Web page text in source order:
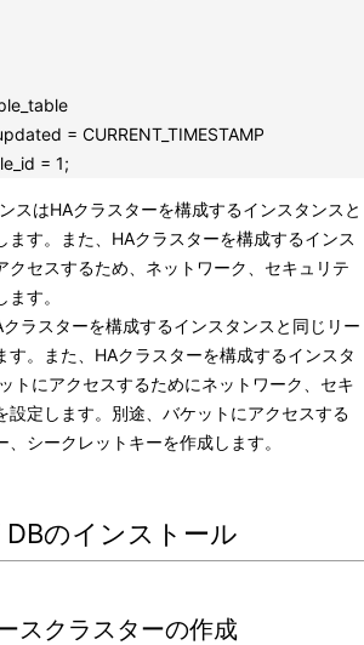
= CURRENT_TIMESTAMP
= 1;
スはHAクラスターを構成するインスタンスと
ます。また、HAクラスターを構成するインス
クセスするため、ネットワーク、セキュリテ
す。
ラスターを構成するインスタンスと同じリー
す。また、HAクラスターを構成するインスタ
トにアクセスするためにネットワーク、セキ
設定します。別途、バケットにアクセスする
、シークレットキーを作成します。
のインストール
スクラスターの作成